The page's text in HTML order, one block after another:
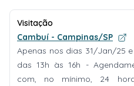
Visitação
Cambuí - Campinas/SP
Apenas nos dias 31/Jan/25
das 13h às 16h -
com, no mínimo, 24